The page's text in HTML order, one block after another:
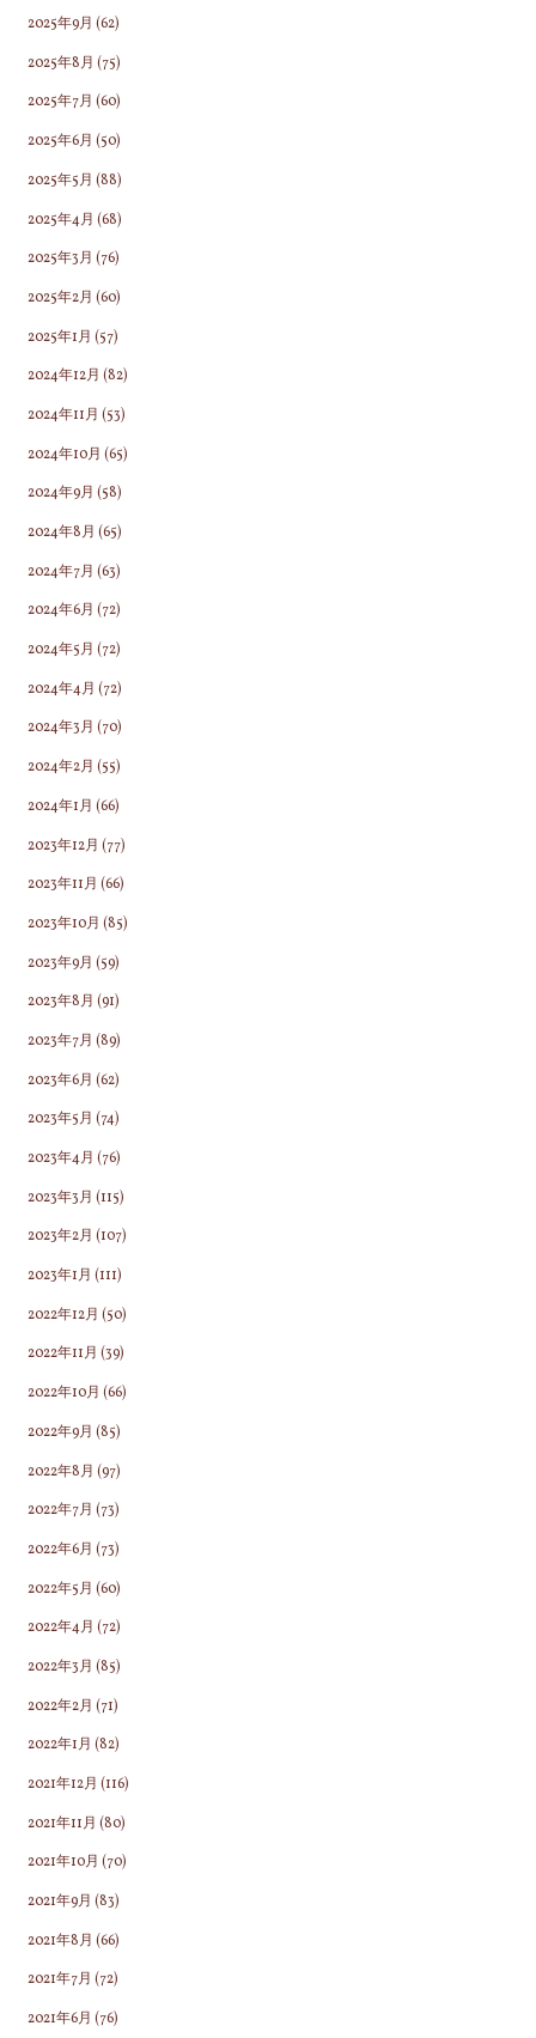
2025年9月 (62)
2025年8月 (75)
2025年7月 (60)
2025年6月 (50)
2025年5月 (88)
2025年4月 (68)
2025年3月 (76)
2025年2月 (60)
2025年1月 (57)
2024年12月 (82)
2024年11月 (53)
2024年10月 (65)
2024年9月 (58)
2024年8月 (65)
2024年7月 (63)
2024年6月 (72)
2024年5月 (72)
2024年4月 (72)
2024年3月 (70)
2024年2月 (55)
2024年1月 (66)
2023年12月 (77)
2023年11月 (66)
2023年10月 (85)
2023年9月 (59)
2023年8月 (91)
2023年7月 (89)
2023年6月 (62)
2023年5月 (74)
2023年4月 (76)
2023年3月 (115)
2023年2月 (107)
2023年1月 (111)
2022年12月 (50)
2022年11月 (39)
2022年10月 (66)
2022年9月 (85)
2022年8月 (97)
2022年7月 (73)
2022年6月 (73)
2022年5月 (60)
2022年4月 (72)
2022年3月 (85)
2022年2月 (71)
2022年1月 (82)
2021年12月 (116)
2021年11月 (80)
2021年10月 (70)
2021年9月 (83)
2021年8月 (66)
2021年7月 (72)
2021年6月 (76)